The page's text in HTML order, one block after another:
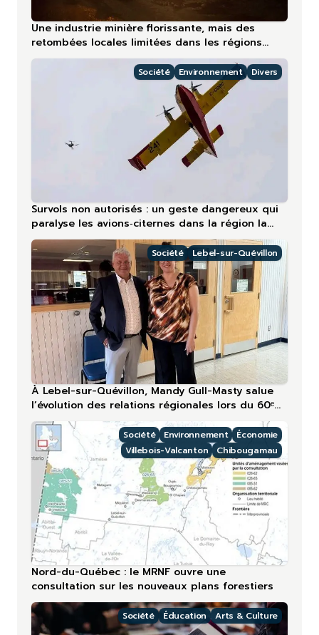
Une industrie minière florissante, mais des
retombées locales limitées dans les régions
nordiques
Société Environnement Divers
Survols non autorisés : un geste dangereux qui
paralyse les avions‑citernes dans la région la
plus touchée en 2026
Société Lebel-sur-Quévillon
À Lebel-sur-Quévillon, Mandy Gull-Masty salue
l’évolution des relations régionales lors du 60ᵉ
anniversaire
Société Environnement
Économie
Villebois-Valcanton
Chibougamau
Nord-du-Québec : le MRNF ouvre une
consultation sur les nouveaux plans forestiers
Société Éducation Arts & Culture